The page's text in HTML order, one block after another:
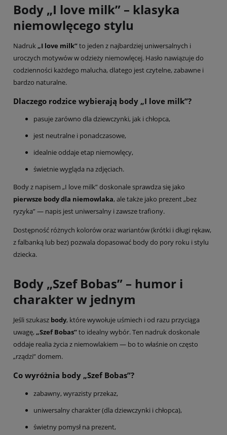
Body „I love milk” – klasyka
niemowlęcego stylu
Nadruk„I love milk”to jeden z najbardziej uniwersalnych i
uroczych motywów w odzieży niemowlęcej. Hasło nawiązuje do
codzienności każdego malucha, dlatego jest czytelne, zabawne i
bardzo naturalne.
Dlaczego rodzice wybierają body „I love milk”?
pasuje zarówno dla dziewczynki, jak i chłopca,
jest neutralne i ponadczasowe,
idealnie oddaje etap niemowlęcy,
świetnie wygląda na zdjęciach.
Body z napisem „I love milk” doskonale sprawdza się jako
pierwsze body dla niemowlaka, ale także jako prezent „bez
ryzyka” — napis jest uniwersalny i zawsze trafiony.
Dostępność różnych kolorów oraz wariantów (krótki i długi rękaw,
z falbanką lub bez) pozwala dopasować body do pory roku i stylu
dziecka.
Body „Szef Bobas” – humor i
charakter w jednym
Jeśli szukasz body, które wywołuje uśmiech i od razu przyciąga
uwagę, „Szef Bobas”to idealny wybór. Ten nadruk doskonale
oddaje realia życia z niemowlakiem — bo to właśnie on często
„rządzi” domem.
Co wyróżnia body „Szef Bobas”?
zabawny, wyrazisty przekaz,
uniwersalny charakter (dla dziewczynki i chłopca),
świetny pomysł na prezent,